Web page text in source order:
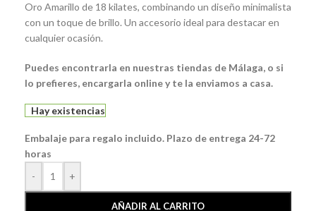
Oro Amarillo de 18 kilates, combinando un diseño minimalista
con un toque de brillo. Un accesorio ideal para destacar en
cualquier ocasión.
Puedes encontrarla en nuestras tiendas de Málaga, o si
lo prefieres, encargarla online y te la enviamos a casa.
Hay existencias
Embalaje para regalo incluido. Plazo de entrega 24-72
horas
-
+
AÑADIR AL CARRITO